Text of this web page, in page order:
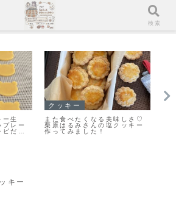
フィ
フィ
スコーン
【レシピ】お手軽スコーン♡
うちにある材料ですぐ出来る
♡材料５つでお手軽スコーン
キー
検索